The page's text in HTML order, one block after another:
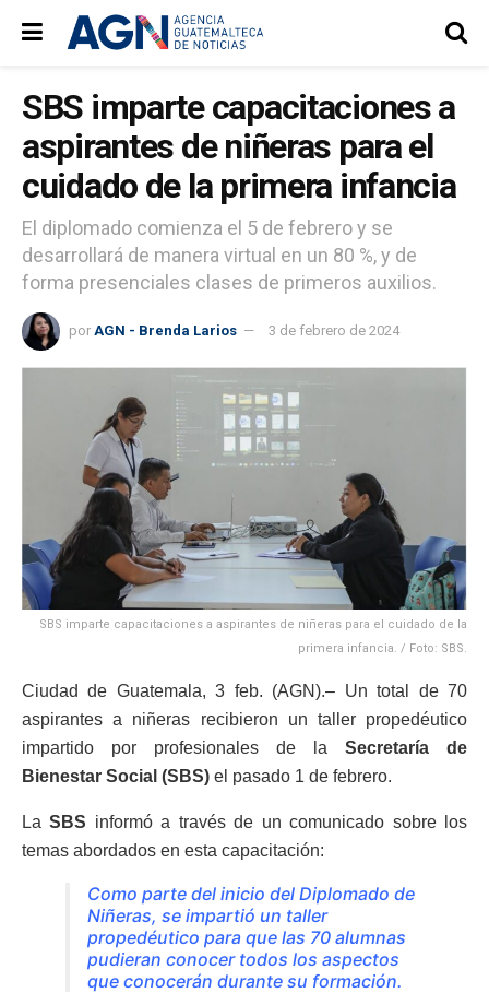
SBS imparte capacitaciones a
aspirantes de niñeras para el
cuidado de la primera infancia
El diplomado comienza el 5 de febrero y se
desarrollará de manera virtual en un 80 %, y de
forma presenciales clases de primeros auxilios.
por AGN - Brenda Larios 3 de febrero de 2024
SBS imparte capacitaciones a aspirantes de niñeras para el cuidado de la
primera infancia. / Foto: SBS.
Ciudad de Guatemala, 3 feb. (AGN).– Un total de 70
aspirantes a niñeras recibieron un taller propedéutico
impartido por profesionales de la Secretaría de
Bienestar Social (SBS) el pasado 1 de febrero.
La SBS informó a través de un comunicado sobre los
temas abordados en esta capacitación:
Como parte del inicio del Diplomado de
Niñeras, se impartió un taller
propedéutico para que las 70 alumnas
pudieran conocer todos los aspectos
que conocerán durante su formación.